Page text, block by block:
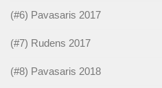
(#6) Pavasaris 2017
(#7) Rudens 2017
(#8) Pavasaris 2018